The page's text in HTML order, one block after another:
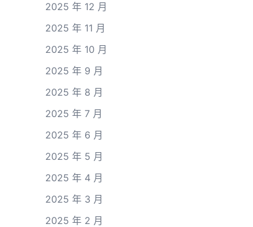
2025 年 12 月
2025 年 11 月
2025 年 10 月
2025 年 9 月
2025 年 8 月
2025 年 7 月
2025 年 6 月
2025 年 5 月
2025 年 4 月
2025 年 3 月
2025 年 2 月